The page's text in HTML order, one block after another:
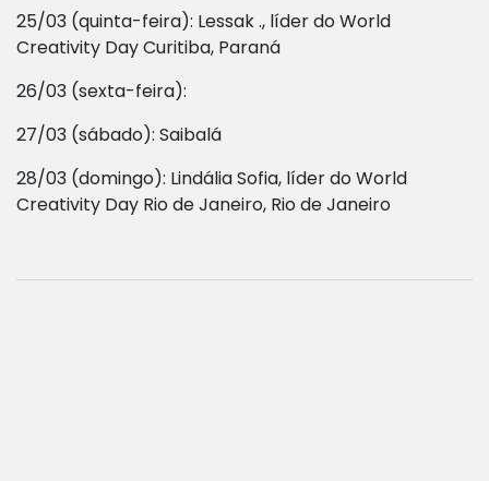
25/03 (quinta-feira): Lessak ., líder do World
Creativity Day Curitiba, Paraná
26/03 (sexta-feira):
27/03 (sábado): Saibalá
28/03 (domingo): Lindália Sofia, líder do World
Creativity Day Rio de Janeiro, Rio de Janeiro